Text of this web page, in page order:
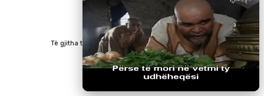
Të gjitha të drejtat e rezervuara © 2023 RTV Islam.